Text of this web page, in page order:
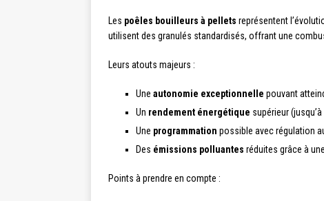
Les poêles bouilleurs à pellets représentent
utilisent des granulés standardisés, offrant une
Leurs atouts majeurs :
Une autonomie exceptionnelle pouvant
Un rendement énergétique supérieur (jusqu’à
Une programmation possible avec régulation
Des émissions polluantes réduites grâce à
Points à prendre en compte :